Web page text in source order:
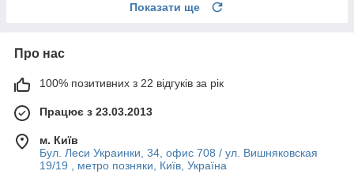
Показати ще
Про нас
100% позитивних з 22 відгуків за рік
Працює з 23.03.2013
м. Київ
Бул. Леси Украинки, 34, офис 708 / ул. Вишняковская
19/19 , метро позняки, Київ, Україна